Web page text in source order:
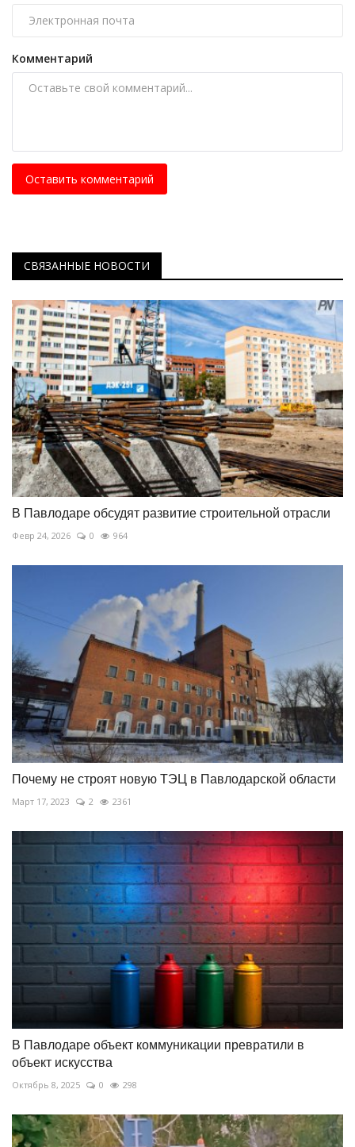
Комментарий
Оставить комментарий
СВЯЗАННЫЕ НОВОСТИ
В Павлодаре обсудят развитие строительной отрасли
Февр 24, 2026 0 964
Почему не строят новую ТЭЦ в Павлодарской области
Март 17, 2023 2 2361
В Павлодаре объект коммуникации превратили в
объект искусства
Октябрь 8, 2025 0 298